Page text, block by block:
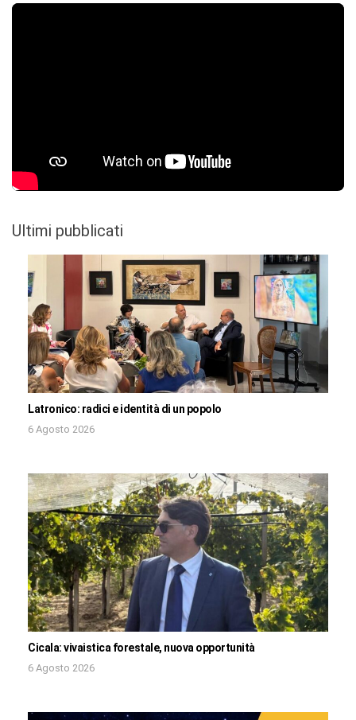
Ultimi pubblicati
Latronico: radici e identità di un popolo
6 Agosto 2026
Cicala: vivaistica forestale, nuova opportunità
6 Agosto 2026